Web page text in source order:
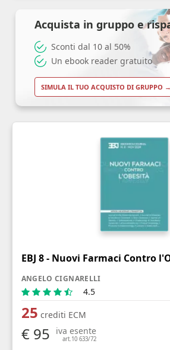
EBJ 8 - Nuovi Farmaci Contro
ANGELO CIGNARELLI
4.5
25 crediti ECM
€ 95 iva esente
art.10 633/72
Acquista in gruppo e
Sconti dal 10 al 50%
Un ebook reader gratuito
SIMULA IL TUO ACQUISTO DI GRUPPO →